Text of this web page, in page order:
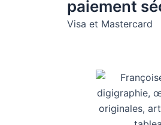
paiement
Visa et Mastercard